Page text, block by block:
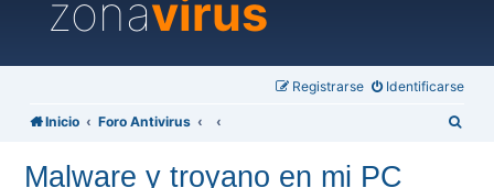
zonavirus
Identificarse
Registrarse
Inicio Foro Antivirus
Malware y troyano en mi PC